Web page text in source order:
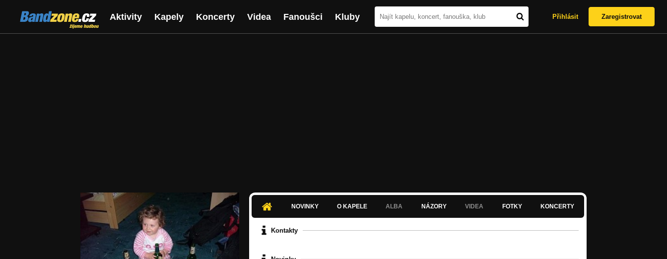
Bandzone.cz
žijeme hudbou
Aktivity Kapely Koncerty Videa Fanoušci Kluby Přihlásit Zaregistrovat
NOVINKY O KAPELE ALBA NÁZORY VIDEA FOTKY KONCERTY
Kontakty